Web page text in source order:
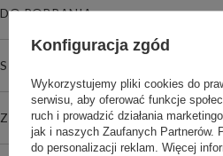
DO POBRANIA
STREFA REKOMENDACJI
ZADAJ PYTANIE
Konfiguracja zgód
Wykorzystujemy pliki cookies do
serwisu, aby oferować funkcje
ruch i prowadzić działania
jak i naszych Zaufanych Partnerów.
do personalizacji reklam. Więcej